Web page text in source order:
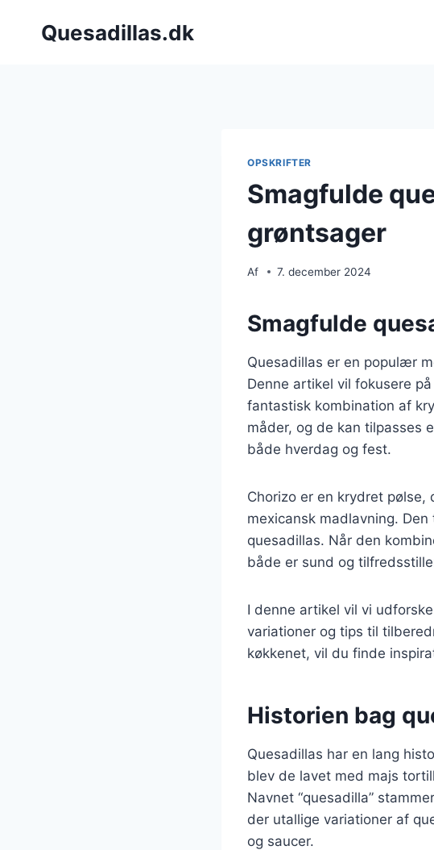
Quesadillas.dk
OPSKRIFTER
Smagfulde
grøntsager
Af 7. december 2024
Smagfulde
Quesadillas er en populær
Denne artikel vil fokusere
fantastisk kombination af
måder, og de kan tilpasses
både hverdag og fest.
Chorizo er en krydret
mexicansk madlavning.
quesadillas. Når den
både er sund og
I denne artikel vil vi
variationer og tips til
køkkenet, vil du finde
Historien bag
Quesadillas har en lang
blev de lavet med majs
Navnet “quesadilla”
der utallige variationer af
og saucer.